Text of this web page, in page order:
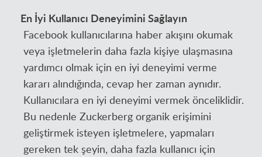
En İyi Kullanıcı Deneyimini Sağlayın
Facebook kullanıcılarına haber akışını okumak
veya işletmelerin daha fazla kişiye ulaşmasına
yardımcı olmak için en iyi deneyimi verme
kararı alındığında, cevap her zaman aynıdır.
Kullanıcılara en iyi deneyimi vermek önceliklidir.
Bu nedenle Zuckerberg organik erişimini
geliştirmek isteyen işletmelere, yapmaları
gereken tek şeyin, daha fazla kullanıcı için